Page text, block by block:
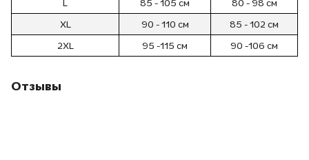
XL
90 - 110 см
85 - 102 см
2XL
95 -115 см 90 -106 см
Отзывы